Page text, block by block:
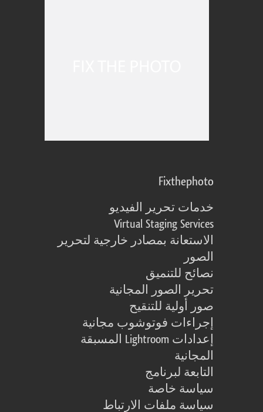
Fixthephoto
خدمات تحرير الفيديو
Virtual Staging Services
الاستعانة بمصادر خارجية لتحرير
الصور
نصائح للتنميق
تحرير الصور المجانية
صور أولية للتنقيح
إجراءات فوتوشوب مجانية
إعدادات Lightroom المسبقة
المجانية
التابعة لبرنامج
سياسة خاصة
سياسة ملفات الارتباط